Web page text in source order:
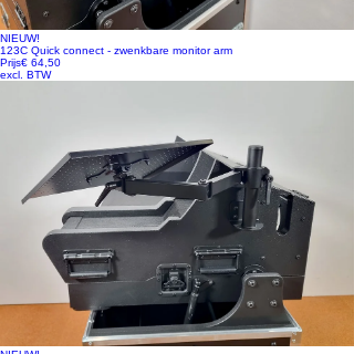
NIEUW!
123C Quick connect - zwenkbare monitor arm
Prijs€ 64,50
excl. BTW